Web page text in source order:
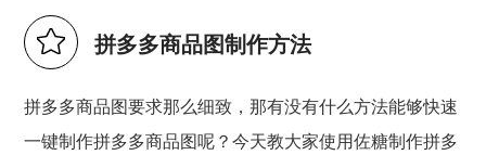
拼多多商品图制作方法
拼多多商品图要求那么细致，那有没有什么方法能够快速
一键制作拼多多商品图呢？今天教大家使用佐糖制作拼多